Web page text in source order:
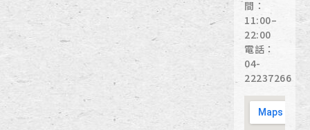
間：
11:00–
22:00
電話：
04-
22237266